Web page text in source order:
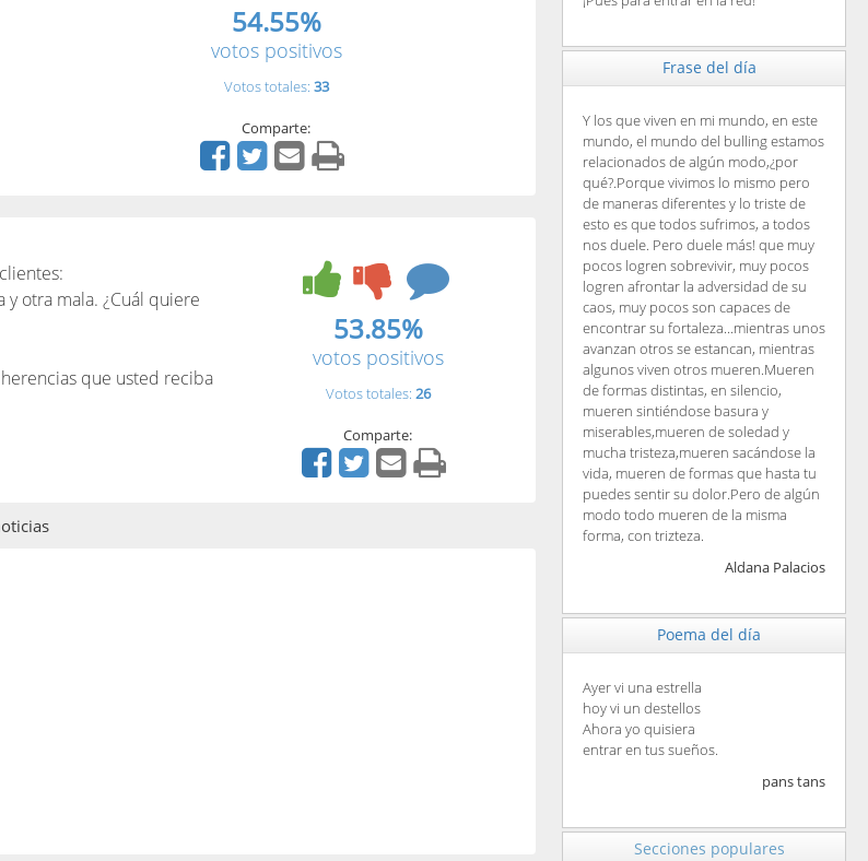
54.55%
votos positivos
Votos totales: 33
Comparte:
y otra mala. ¿Cuál quiere
que usted reciba
53.85%
votos positivos
Votos totales: 26
Comparte:
Frase del día
Y los que viven en mi mundo, en este
mundo, el mundo del bulling estamos
relacionados de algún modo,¿por
qué?.Porque vivimos lo mismo pero
de maneras diferentes y lo triste de
esto es que todos sufrimos, a todos
nos duele. Pero duele más! que muy
pocos logren sobrevivir, muy pocos
logren afrontar la adversidad de su
caos, muy pocos son capaces de
encontrar su fortaleza...mientras unos
avanzan otros se estancan, mientras
algunos viven otros mueren.Mueren
de formas distintas, en silencio,
mueren sintiéndose basura y
miserables,mueren de soledad y
mucha tristeza,mueren sacándose la
vida, mueren de formas que hasta tu
puedes sentir su dolor.Pero de algún
modo todo mueren de la misma
forma, con trizteza.
Aldana Palacios
Poema del día
Ayer vi una estrella
hoy vi un destellos
Ahora yo quisiera
entrar en tus sueños.
pans tans
Secciones populares